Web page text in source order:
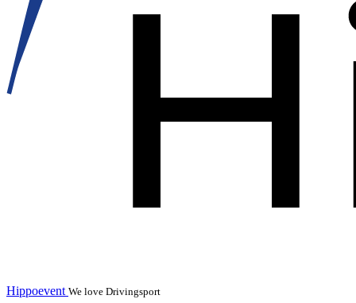
Hippoevent We love Drivingsport